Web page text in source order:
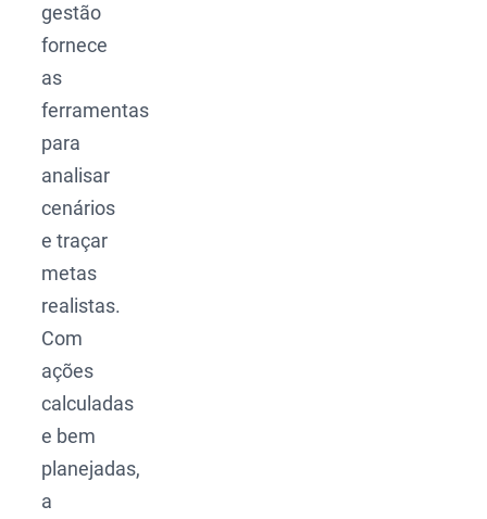
gestão
fornece
as
ferramentas
para
analisar
cenários
e traçar
metas
realistas.
Com
ações
calculadas
e bem
planejadas,
a